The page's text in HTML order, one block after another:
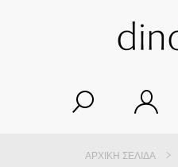
ΑΡΧΙΚΉ ΣΕΛΊΔΑ